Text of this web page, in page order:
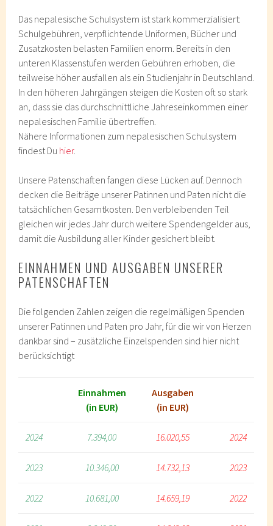
Das nepalesische Schulsystem ist stark kommerzialisiert:
Schulgebühren, verpflichtende Uniformen, Bücher und
Zusatzkosten belasten Familien enorm. Bereits in den
unteren Klassenstufen werden Gebühren erhoben, die
teilweise höher ausfallen als ein Studienjahr in Deutschland.
In den höheren Jahrgängen steigen die Kosten oft so stark
an, dass sie das durchschnittliche Jahreseinkommen einer
nepalesischen Familie übertreffen.
Nähere Informationen zum nepalesischen Schulsystem
findest Du hier.
Unsere Patenschaften fangen diese Lücken auf. Dennoch
decken die Beiträge unserer Patinnen und Paten nicht die
tatsächlichen Gesamtkosten. Den verbleibenden Teil
gleichen wir jedes Jahr durch weitere Spendengelder aus,
damit die Ausbildung aller Kinder gesichert bleibt.
EINNAHMEN UND AUSGABEN UNSERER
PATENSCHAFTEN
Die folgenden Zahlen zeigen die regelmäßigen Spenden
unserer Patinnen und Paten pro Jahr, für die wir von Herzen
dankbar sind – zusätzliche Einzelspenden sind hier nicht
berücksichtigt
Einnahmen
(in EUR)
Ausgaben
(in EUR)
2024 7.394,00 16.020,55 2024
2023 10.346,00 14.732,13 2023
2022 10.681,00 14.659,19 2022